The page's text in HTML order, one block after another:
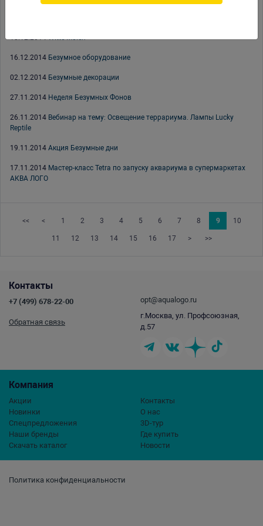
16.12.2014 Безумное оборудование
02.12.2014 Безумные декорации
27.11.2014 Неделя Безумных Фонов
26.11.2014 Вебинар на тему: Освещение террариума. Лампы Lucky
Reptile
19.11.2014 Акция Безумные дни
17.11.2014 Мастер-класс Tetra по запуску аквариума в супермаркетах
АКВА ЛОГО
<< < 1 2 3 4 5 6 7 8 9 10
11 12 13 14 15 16 17 > >>
Политика конфиденциальности
Компания
Акции
Новинки
Спецпредложения
Наши бренды
Скачать каталог
Контакты
О нас
3D-тур
Где купить
Новости
Контакты
+7 (499) 678-22-00
Обратная связь
opt@aqualogo.ru
г.Москва, ул. Профсоюзная,
д.57